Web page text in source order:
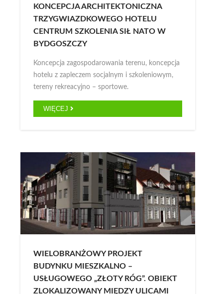
KONCEPCJA ARCHITEKTONICZNA
TRZYGWIAZDKOWEGO HOTELU
CENTRUM SZKOLENIA SIŁ NATO W
BYDGOSZCZY
Koncepcja zagospodarowania terenu, koncepcja
hotelu z zapleczem socjalnym i szkoleniowym,
tereny rekreacyjno – sportowe.
WIĘCEJ
WIELOBRANŻOWY PROJEKT
BUDYNKU MIESZKALNO –
USŁUGOWEGO „ZŁOTY RÓG”. OBIEKT
ZLOKALIZOWANY MIĘDZY ULICAMI